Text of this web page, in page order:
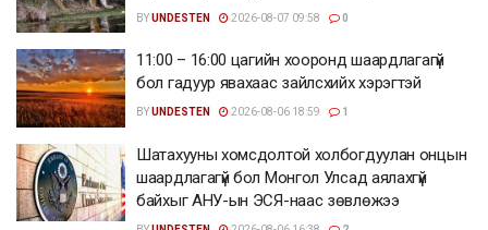
BYUNDESTEN 2026-08-07 09:58 0
11:00 – 16:00 цагийн хооронд шаардлагагүй
бол гадуур явахаас зайлсхийх хэрэгтэй
BYUNDESTEN 2026-08-06 18:59 1
Шатахууны хомсдолтой холбогдуулан онцын
шаардлагагүй бол Монгол Улсад аялахгүй
байхыг АНУ-ын ЭСЯ-наас зөвлөжээ